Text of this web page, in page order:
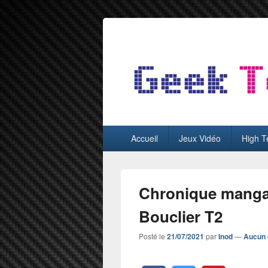
GeekTest
principalAccueil Jeux Vidéo High
Chronique
Bouclier T2
Posté le 21/07/2021 parInod—Aucun